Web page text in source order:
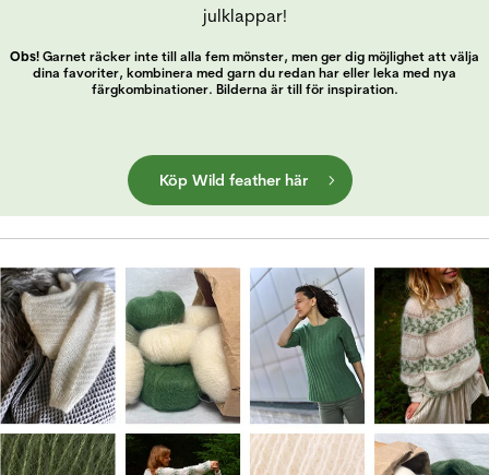
julklappar!
Obs! Garnet räcker inte till alla fem mönster, men ger dig möjlighet att välja
dina favoriter, kombinera med garn du redan har eller leka med nya
färgkombinationer. Bilderna är till för inspiration.
Köp Wild feather här